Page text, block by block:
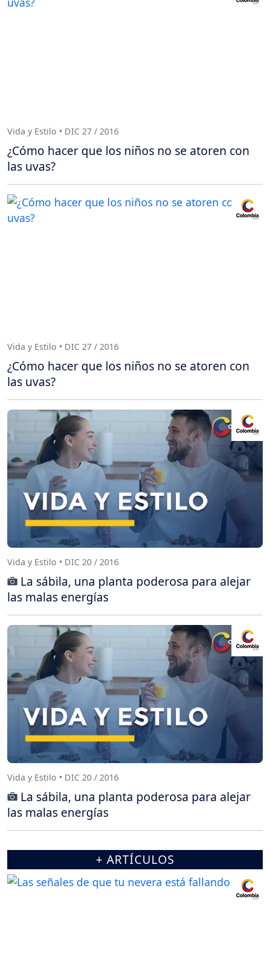
Vida y Estilo • DIC 27 / 2016
¿Cómo hacer que los niños no se atoren con
las uvas?
Vida y Estilo • DIC 27 / 2016
¿Cómo hacer que los niños no se atoren con
las uvas?
Vida y Estilo • DIC 20 / 2016
La sábila, una planta poderosa para alejar
las malas energías
Vida y Estilo • DIC 20 / 2016
La sábila, una planta poderosa para alejar
las malas energías
+ ARTÍCULOS